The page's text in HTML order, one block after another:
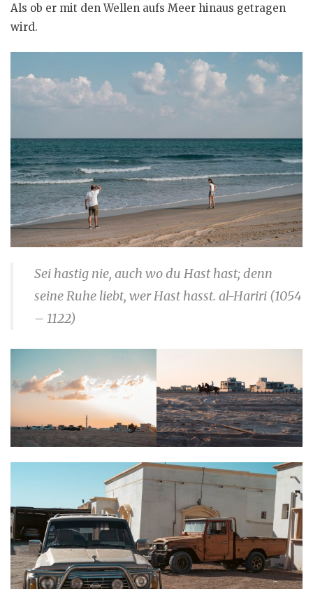
Als ob er mit den Wellen aufs Meer hinaus getragen
wird.
Sei hastig nie, auch wo du Hast hast; denn
seine Ruhe liebt, wer Hast hasst. al-Hariri (1054
– 1122)